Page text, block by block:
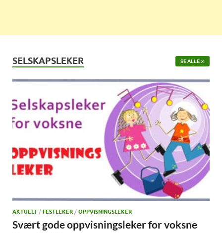
SELSKAPSLEKER SE ALLE
AKTUELT / FESTLEKER / OPPVISNINGSLEKER
Svært gode oppvisningsleker for voksne